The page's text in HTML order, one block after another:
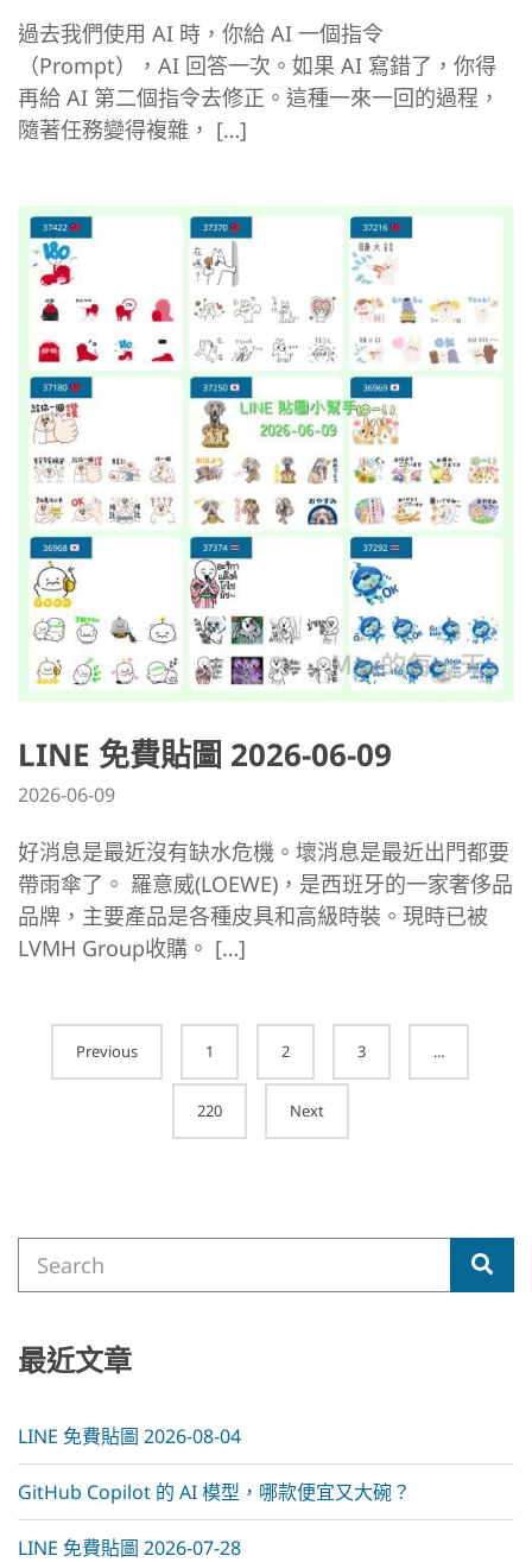
過去我們使用 AI 時，你給 AI 一個指令
（Prompt），AI 回答一次。如果 AI 寫錯了，你得
再給 AI 第二個指令去修正。這種一來一回的過程，
隨著任務變得複雜， […]
LINE 免費貼圖 2026-06-09
2026-06-09
好消息是最近沒有缺水危機。壞消息是最近出門都要
帶雨傘了。 羅意威(LOEWE)，是西班牙的一家奢侈品
品牌，主要產品是各種皮具和高級時裝。現時已被
LVMH Group收購。 […]
Posts
navigation
Previous 1 2 3 ...
220 Next
for:
最近文章
LINE 免費貼圖 2026-08-04
GitHub Copilot 的 AI 模型，哪款便宜又大碗？
LINE 免費貼圖 2026-07-28